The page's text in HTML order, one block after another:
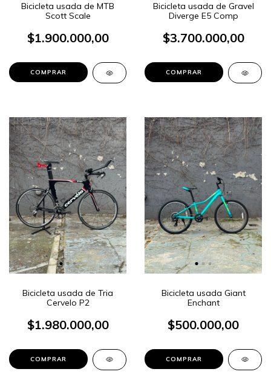
Bicicleta usada de MTB
Scott Scale
$1.900.000,00
Bicicleta usada de Gravel
Diverge E5 Comp
$3.700.000,00
Bicicleta usada de Tria
Cervelo P2
$1.980.000,00
Bicicleta usada Giant
Enchant
$500.000,00